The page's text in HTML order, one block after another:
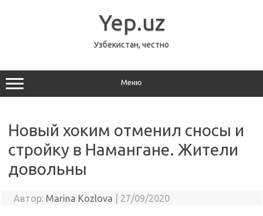
Yep.uz
Узбекистан, честно
Меню
Новый хоким отменил сносы и
стройку в Намангане. Жители
довольны
Автор: Marina Kozlova 27/09/2020